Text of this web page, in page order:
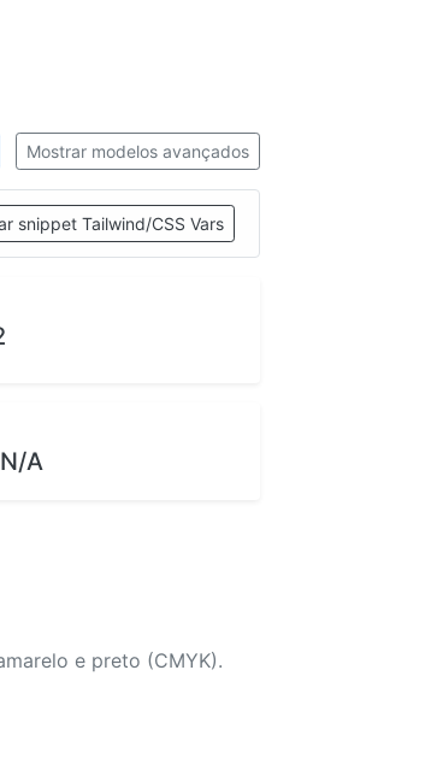
Mostrar modelos avançados
snippet Tailwind/CSS Vars
A
e preto (CMYK).